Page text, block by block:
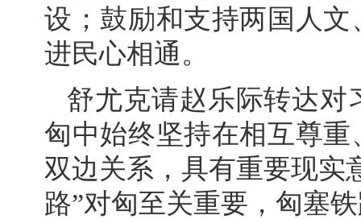
设；鼓励和支持两国人
进民心相通。
舒尤克请赵乐际转达对
匈中始终坚持在相互尊
双边关系，具有重要现实
路”对匈至关重要，匈塞